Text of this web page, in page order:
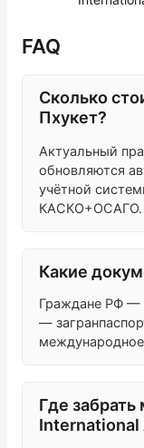
FAQ
Сколько
Пхукет?
Актуальный
обновляются
учётной
КАСКО+ОСАГО.
Какие
Граждане РФ —
—
Где
International